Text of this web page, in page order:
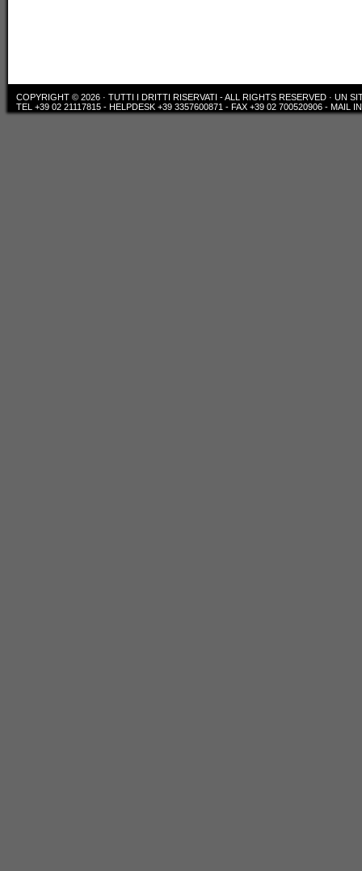
COPYRIGHT © 2026 · TUTTI I DRITTI RISERVATI - ALL RIGHTS RESERVED · UN
TEL +39 02 21117815 - HELPDESK +39 3357600871 - FAX +39 02 700520906 - MAIL